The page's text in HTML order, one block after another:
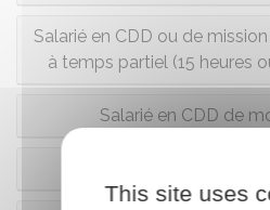
Salarié en CDD ou de
à temps partiel (15 heures
Salarié en CDD de
This site uses